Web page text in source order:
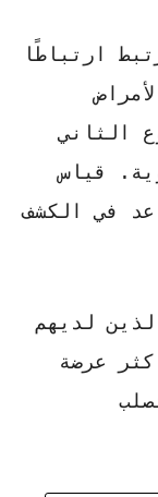
ارتباطًا
الثاني
قياس
في الكشف
لديهم
عرضة